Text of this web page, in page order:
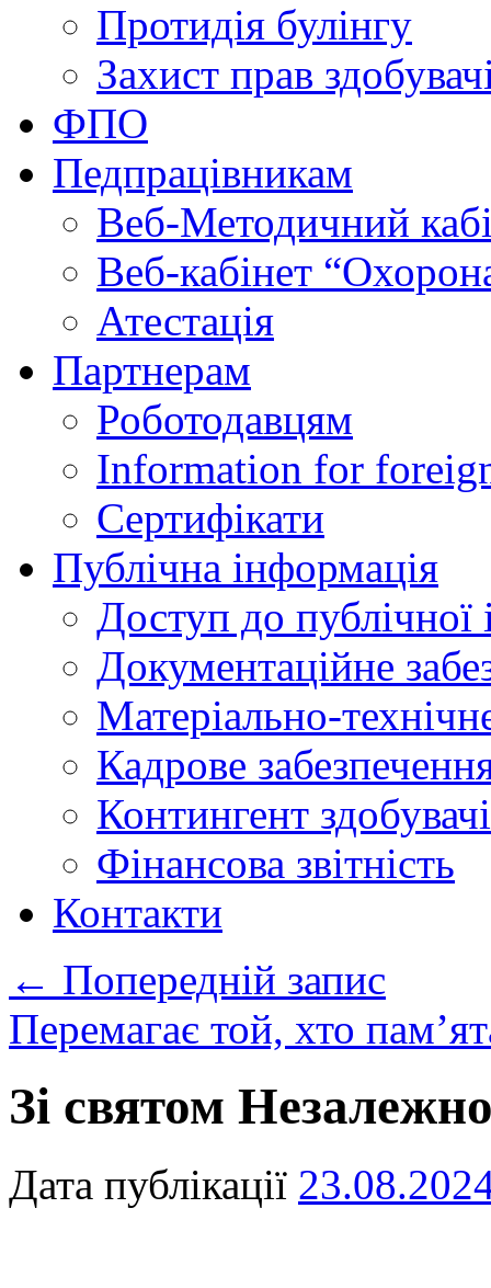
Протидія булінгу
Захист прав
ФПО
Педпрацівникам
Веб-Методичний
Веб-кабінет
Атестація
Партнерам
Роботодавцям
Information for
Сертифікати
Публічна інформація
Доступ до публічної
Документаційне
Матеріально-
Кадрове
Контингент
Фінансова звітність
Контакти
← Попередній запис
Перемагає той, хто
Зі святом
Дата публікації